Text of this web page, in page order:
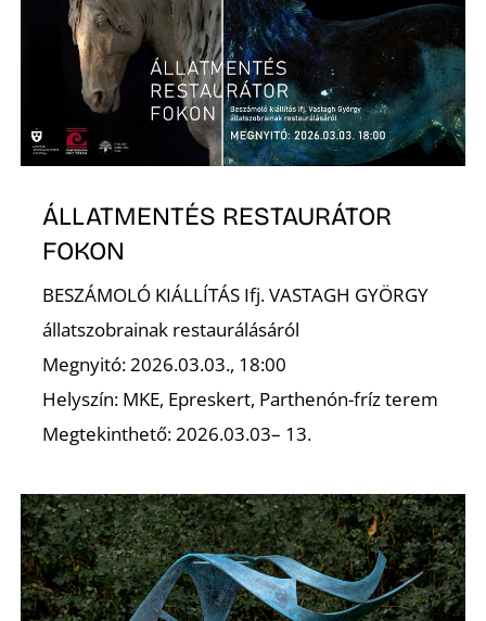
ÁLLATMENTÉS RESTAURÁTOR
FOKON
BESZÁMOLÓ KIÁLLÍTÁS Ifj. VASTAGH GYÖRGY
állatszobrainak restaurálásáról
Megnyitó: 2026.03.03., 18:00
Helyszín: MKE, Epreskert, Parthenón-fríz terem
Megtekinthető: 2026.03.03– 13.